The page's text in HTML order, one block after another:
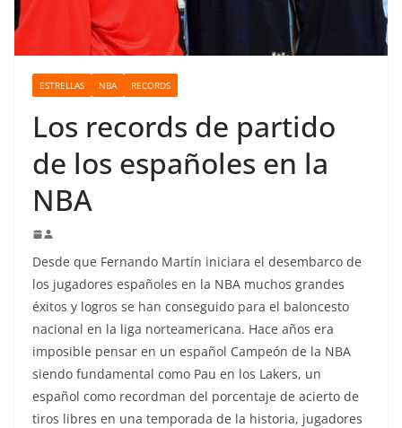
ESTRELLAS NBA RECORDS
Los records de partido
de los españoles en la
NBA
Desde que Fernando Martín iniciara el desembarco de
los jugadores españoles en la NBA muchos grandes
éxitos y logros se han conseguido para el baloncesto
nacional en la liga norteamericana. Hace años era
imposible pensar en un español Campeón de la NBA
siendo fundamental como Pau en los Lakers, un
español como recordman del porcentaje de acierto de
tiros libres en una temporada de la historia, jugadores